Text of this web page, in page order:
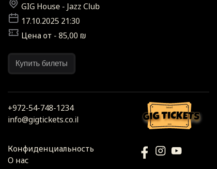
GIG House - Jazz Club
17.10.2025 21:30
Цена от - 85,00 ₪
Купить билеты
+972-54-748-1234
info@gigtickets.co.il
Конфиденциальность
О нас
israel
2026